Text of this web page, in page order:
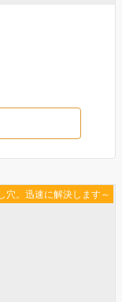
穴。迅速に解決します～